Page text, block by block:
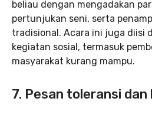
beliau dengan mengadakan
pertunjukan seni, serta
tradisional. Acara ini juga diisi
kegiatan sosial, termasuk
masyarakat kurang mampu.
7. Pesan toleransi dan